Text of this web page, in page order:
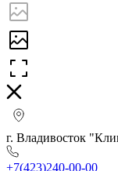
г. Владивосток
+7(423)240-00-00